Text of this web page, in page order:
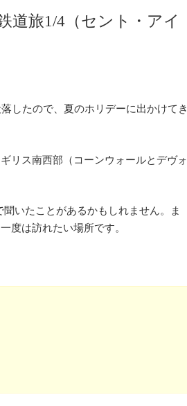
道旅1/4（セント・アイ
したので、夏のホリデーに出かけてき
リス南西部（コーンウォールとデヴォ
いたことがあるかもしれません。ま
度は訪れたい場所です。